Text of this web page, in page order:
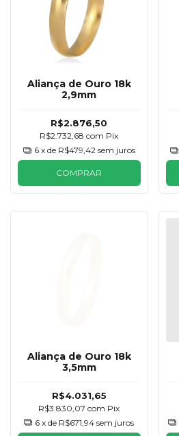
Aliança de Ouro 18k
2,9mm
R$2.876,50
R$2.732,68com Pix
6 x de R$479,42 sem juros
COMPRAR
Aliança de Ouro 18k
3,5mm
R$4.031,65
R$3.830,07com Pix
6 x de R$671,94 sem juros